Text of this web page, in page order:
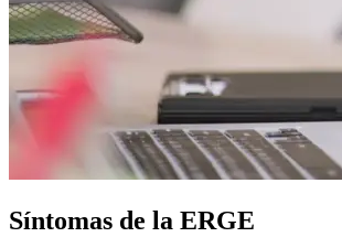
Síntomas de la ERGE